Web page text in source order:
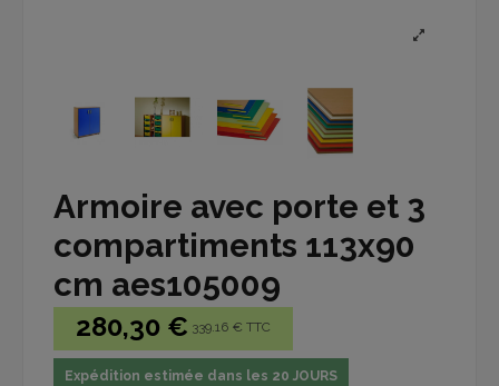
Armoire avec porte et 3
compartiments 113x90
cm aes105009
280,30 € 339.16 € TTC
Expédition estimée dans les 20 JOURS